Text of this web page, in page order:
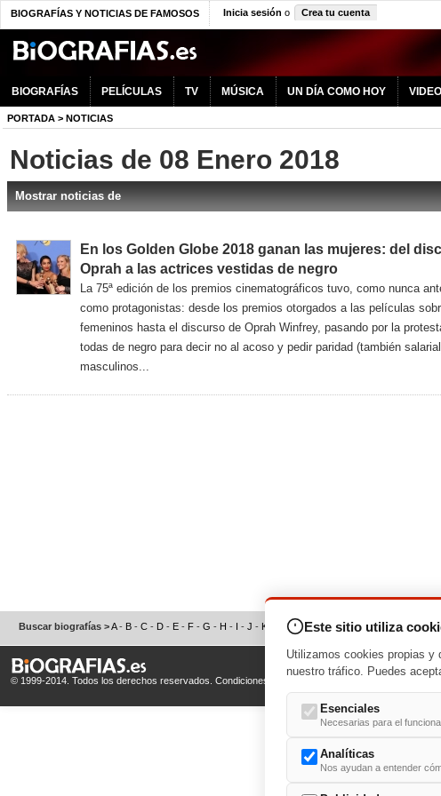
BIOGRAFÍAS Y NOTICIAS DE FAMOSOS Inicia sesión o Crea tu cuenta
BIOGRAFÍAS PELÍCULAS TV MÚSICA UN DÍA COMO HOY
PORTADA > NOTICIAS
Noticias de 08 Enero 2018
Mostrar noticias de
En los Golden Globe 2018 ganan las mujeres: del
Oprah a las actrices vestidas de negro
La 75ª edición de los premios cinematográficos tuvo, como nunca
como protagonistas: desde los premios otorgados a las películas
femeninos hasta el discurso de Oprah Winfrey, pasando por la
todas de negro para decir no al acoso y pedir paridad (también
masculinos...
Buscar biografías >A- B - C - D - E - F - G - H - I - J - K - M -N-O -P-Q -R-S- T-U-V
© 1999-2014. Todos los derechos reservados. Condiciones de uso
Este sitio utiliza
Utilizamos cookies propias y
nuestro tráfico. Puedes
Esenciales
Necesarias para el
Analíticas
Nos ayudan a entender